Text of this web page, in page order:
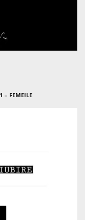
– FEMEILE